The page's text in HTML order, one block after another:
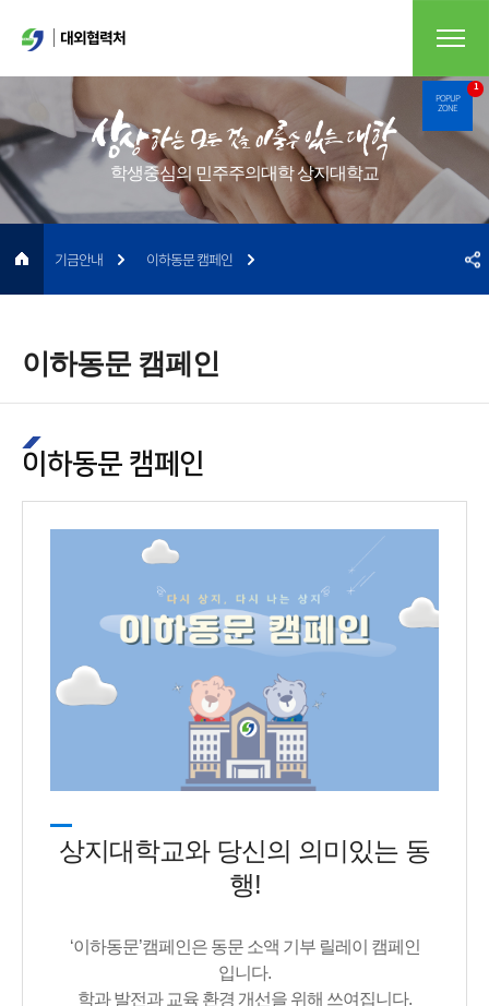
POPUP
ZONE
1
대외협력처
학생중심의 민주주의대학 상지대학교
이하동문 캠페인
기금안내 이하동문 캠페인
이하동문 캠페인
상지대학교와 당신의 의미있는 동
행!
‘이하동문’캠페인은 동문 소액 기부 릴레이 캠페인
입니다.
학과 발전과 교육 환경 개선을 위해 쓰여집니다.